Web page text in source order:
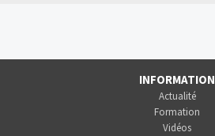
INFORMATION
Actualité
Formation
Vidéos